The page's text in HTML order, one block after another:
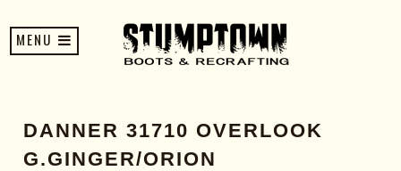
MENU
DANNER 31710 OVERLOOK
G.GINGER/ORION